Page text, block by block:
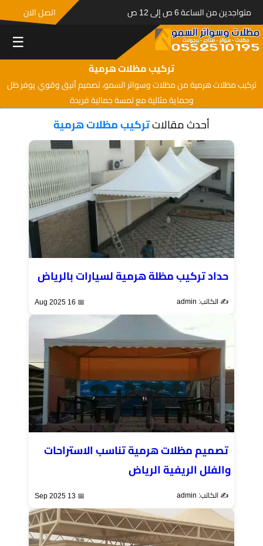
متواجدين من الساعة 6 ص إلى 12 ص اتصل الان
☰
تركيب مظلات هرمية
تركيب مظلات هرمية من مظلات وسواتر السمو، تصميم أنيق وقوي يوفر ظل
وحماية مثالية مع لمسة جمالية فريدة
أحدث مقالاتتركيب مظلات هرمية
حداد تركيب مظلة هرمية لسيارات بالرياض
✍️ الكاتب: admin 📅 16 Aug 2025
تصميم مظلات هرمية تناسب الاستراحات
والفلل الريفية الرياض
✍️ الكاتب: admin 📅 13 Sep 2025